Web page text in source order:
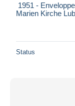
1951 -
Marien Kirche
Status